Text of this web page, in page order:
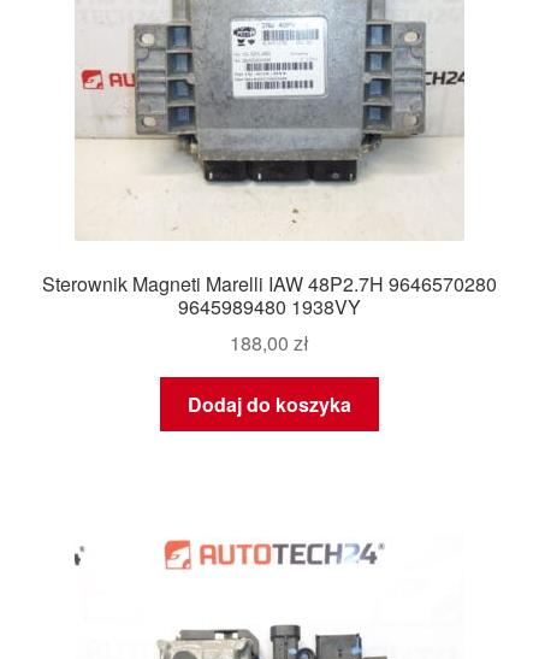
Sterownik Magneti Marelli IAW 48P2.7H 9646570280
9645989480 1938VY
188,00 zł
Dodaj do koszyka